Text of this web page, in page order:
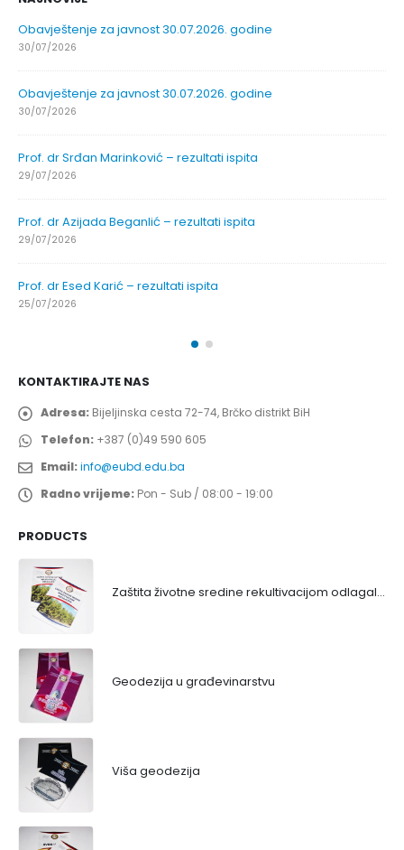
Obavještenje za javnost 30.07.2026. godine
30/07/2026
Obavještenje za javnost 30.07.2026. godine
30/07/2026
Prof. dr Srđan Marinković – rezultati ispita
29/07/2026
Prof. dr Azijada Beganlić – rezultati ispita
29/07/2026
Prof. dr Esed Karić – rezultati ispita
25/07/2026
KONTAKTIRAJTE NAS
Adresa: Bijeljinska cesta 72-74, Brčko distrikt BiH
Telefon: +387 (0)49 590 605
Email:info@eubd.edu.ba
Radno vrijeme: Pon - Sub / 08:00 - 19:00
PRODUCTS
Zaštita životne sredine rekultivacijom odlagališta
Geodezija u građevinarstvu
Viša geodezija